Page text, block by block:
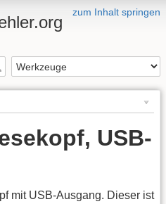
zum Inhalt springen
USB-
mit USB-Ausgang. Dieser ist